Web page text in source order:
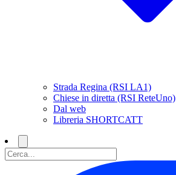
Strada Regina (RSI LA1)
Chiese in diretta (RSI ReteUno)
Dal web
Libreria SHORTCATT